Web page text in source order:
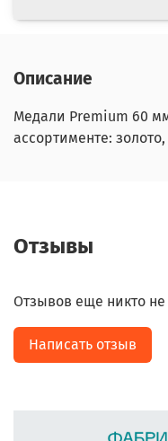
Описание
Медали Premium 60
ассортименте:
Отзывы
Отзывов еще никто не
Написать отзыв